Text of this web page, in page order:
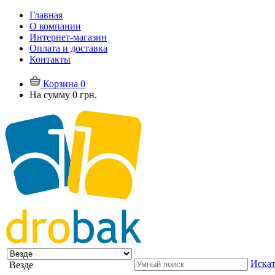
Главная
О компании
Интернет-магазин
Оплата и доставка
Контакты
Корзина 0
На сумму 0 грн.
Везде